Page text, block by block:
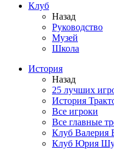
Клуб
Назад
Руководство
Музей
Школа
История
Назад
25 лучших
История
Все игроки
Все главные
Клуб Валерия
Клуб Юрия